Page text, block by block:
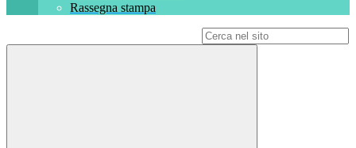
Rassegna stampa